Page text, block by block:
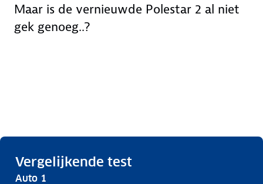
Maar is de vernieuwde Polestar 2 al niet
gek genoeg..?
Vergelijkende test
Auto 1